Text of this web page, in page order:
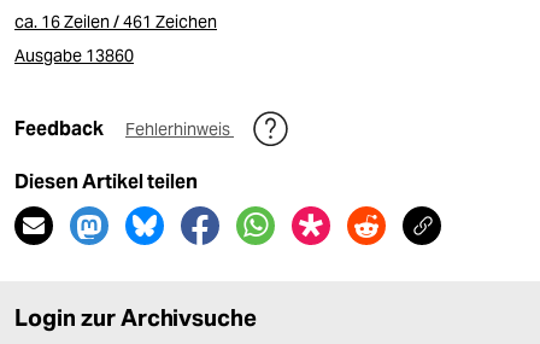
ca. 16 Zeilen / 461 Zeichen
Ausgabe 13860
Feedback Fehlerhinweis
Diesen Artikel teilen
Login zur Archivsuche